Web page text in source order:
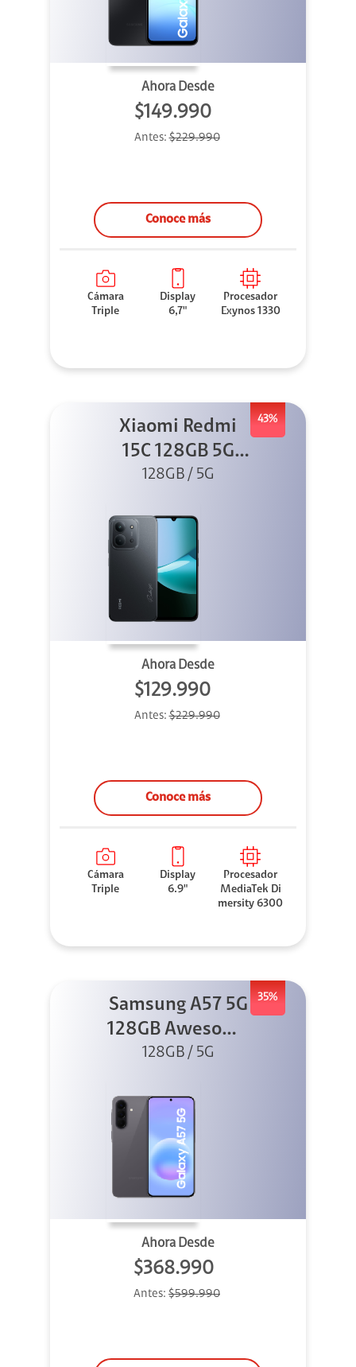
Ahora Desde
$149.990
Antes:$229.990
Conoce más
Cámara
Triple
Display
6,7"
Procesador
Exynos 1330
43%
Xiaomi Redmi
15C 128GB 5G
Negro
128GB / 5G
Ahora Desde
$129.990
Antes:$229.990
Conoce más
Cámara
Triple
Display
6.9"
Procesador
MediaTek Di
mersity 6300
35%
Samsung A57 5G
128GB Awesome
Gray
128GB / 5G
Ahora Desde
$368.990
Antes: $599.990